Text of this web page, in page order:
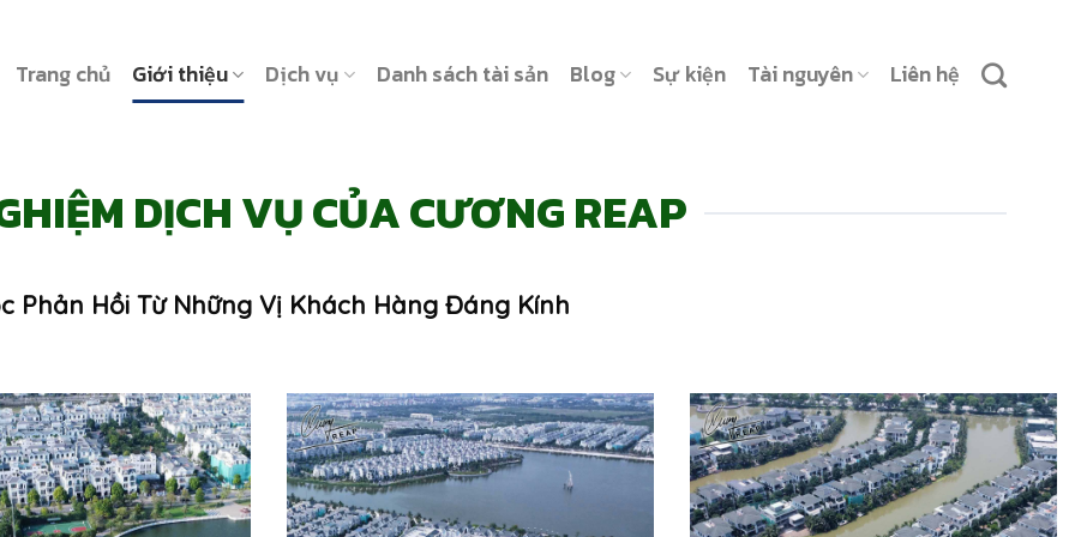
Trang chủ Giới thiệu Dịch vụ Danh sách tài sản Blog Sự kiện Tài nguyên Liên hệ
DỊCH VỤ CỦA CƯƠNG REAP
Phản Hồi Từ Những Vị Khách Hàng Đáng Kính